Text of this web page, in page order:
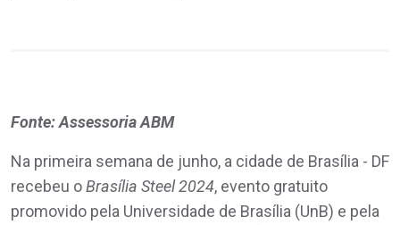
Fonte: Assessoria ABM
Na primeira semana de junho, a cidade de Brasília - DF
recebeu oBrasília Steel 2024, evento gratuito
promovido pela Universidade de Brasília (UnB) e pela